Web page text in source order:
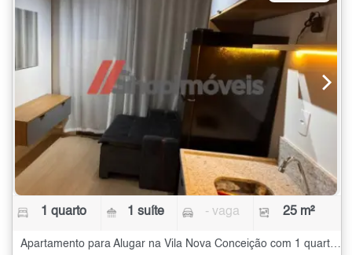
1 quarto 1 suíte - vaga 25 m²
Apartamento para Alugar na Vila Nova Conceição com 1 quarto - 25 m²